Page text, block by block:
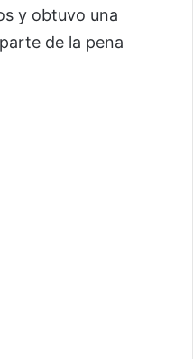
y obtuvo una
de la pena